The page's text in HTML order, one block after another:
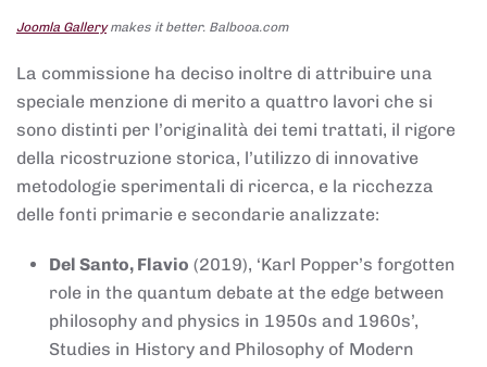
Joomla Gallerymakes it better. Balbooa.com
La commissione ha deciso inoltre di attribuire una
speciale menzione di merito a quattro lavori che si
sono distinti per l’originalità dei temi trattati, il rigore
della ricostruzione storica, l’utilizzo di innovative
metodologie sperimentali di ricerca, e la ricchezza
delle fonti primarie e secondarie analizzate:
Del Santo, Flavio (2019), ‘Karl Popper’s forgotten
role in the quantum debate at the edge between
philosophy and physics in 1950s and 1960s’,
Studies in History and Philosophy of Modern